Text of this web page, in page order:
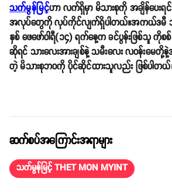
သက်မွန်မြင့်ဟာ လက်ရှိမှာ မိသားစုကို အချိန်ပေး
အလုပ်တွေကို လုပ်ကိုင်လျက်ရှိပါတယ်။အကယ်ဒမီ
နှစ် ဖေဖော်ဝါရီ(၁၄) ရက်နေ့က ခင်ပွန်းဖြစ်သူ ကို
ဆိုရင် သားလေးအားချစ်နဲ့ သမီးလေး လဝန်းမေတို့နဲ့
တဲ့ မိသားစုဘဝကို ပိုင်ဆိုင်ထားသူလည်း ဖြစ်ပါတယ်
ဆက်စပ်အကြောင်းအရာများ
သက်မွန်မြင့် THET MON MYINT